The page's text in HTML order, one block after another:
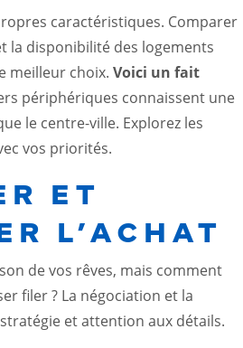
caractéristiques. Comparer
la disponibilité des logements
meilleur choix. Voici un fait
périphériques connaissent une
le centre-ville. Explorez les
vos priorités.
ET
L’ACHAT
de vos rêves, mais comment
filer ? La négociation et la
et attention aux détails.